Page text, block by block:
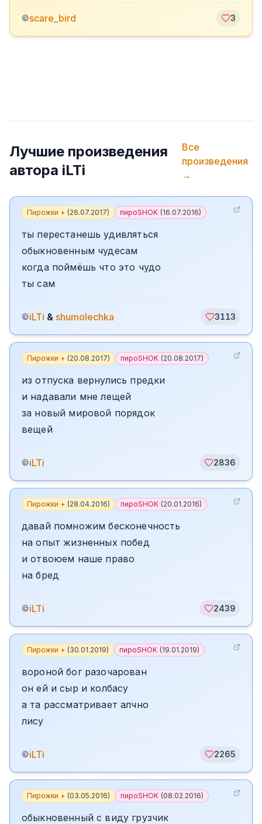
©scare_bird 3
Лучшие произведения
автора iLTi
Все
произведения
→
Пирожки + (26.07.2017) пироSHOK (16.07.2016)
ты перестанешь удивляться
обыкновенным чудесам
когда поймёшь что это чудо
ты сам
©iLTi & shumolechka 3113
Пирожки + (20.08.2017) пироSHOK (20.08.2017)
из отпуска вернулись предки
и надавали мне лещей
за новый мировой порядок
вещей
©iLTi 2836
Пирожки + (28.04.2016) пироSHOK (20.01.2016)
давай помножим бесконечность
на опыт жизненных побед
и отвоюем наше право
на бред
©iLTi 2439
Пирожки + (30.01.2019) пироSHOK (19.01.2019)
вороной бог разочарован
он ей и сыр и колбасу
а та рассматривает алчно
лису
©iLTi 2265
Пирожки + (03.05.2016) пироSHOK (08.02.2016)
обыкновенный с виду грузчик